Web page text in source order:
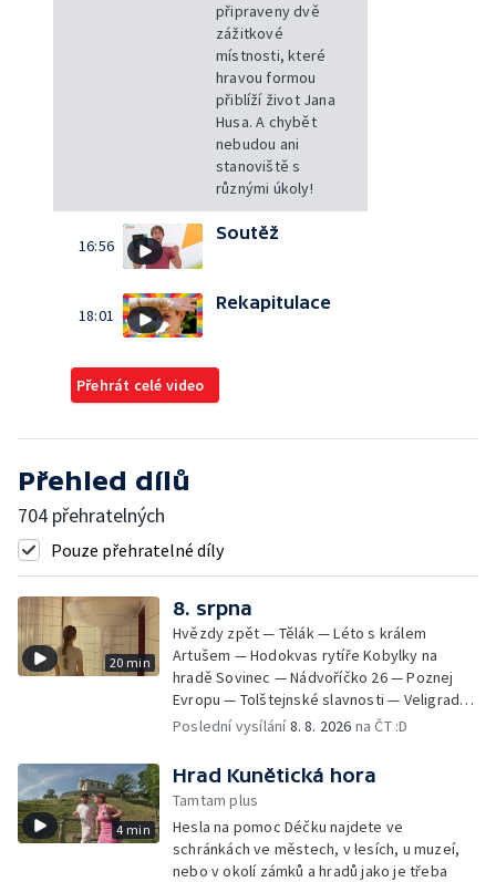
připraveny dvě
zážitkové
místnosti, které
hravou formou
přiblíží život Jana
Husa. A chybět
nebudou ani
stanoviště s
různými úkoly!
16:56
Soutěž
18:01
Rekapitulace
Přehrát celé video
Přehled dílů
704 přehratelných
Pouze přehratelné díly
20 min
8. srpna
Hvězdy zpět — Tělák — Léto s králem
Artušem — Hodokvas rytíře Kobylky na
hradě Sovinec — Nádvoříčko 26 — Poznej
Evropu — Tolštejnské slavnosti — Veligrad
2026 — Jánošíkův dukát — HMYZ – Krása a
Krkonošský parní víkend
Poslední vysílání8. 8. 2026 na ČT :D
4 min
Hrad Kunětická hora
Tamtam plus
Hesla na pomoc Déčku najdete ve
schránkách ve městech, v lesích, u muzeí,
nebo v okolí zámků a hradů jako je třeba